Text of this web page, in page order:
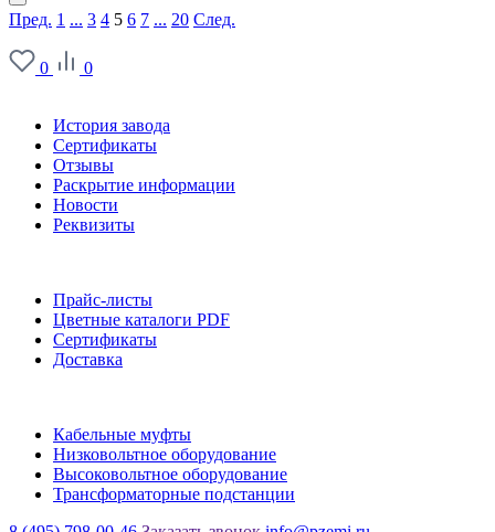
Пред. 1 ... 3 4 5 6 7 ... 20 След.
0
0
История завода
Сертификаты
Отзывы
Раскрытие информации
Новости
Реквизиты
Прайс-листы
Цветные каталоги PDF
Сертификаты
Доставка
Кабельные муфты
Низковольтное оборудование
Высоковольтное оборудование
Трансформаторные подстанции